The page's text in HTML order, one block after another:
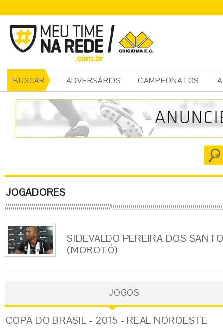
BUSCAR ADVERSÁRIOS CAMPEONATOS
JOGADORES
SIDEVALDO PEREIRA DOS
(MOROTÓ)
JOGOS
COPA DO BRASIL - 2015 - REAL NOROESTE